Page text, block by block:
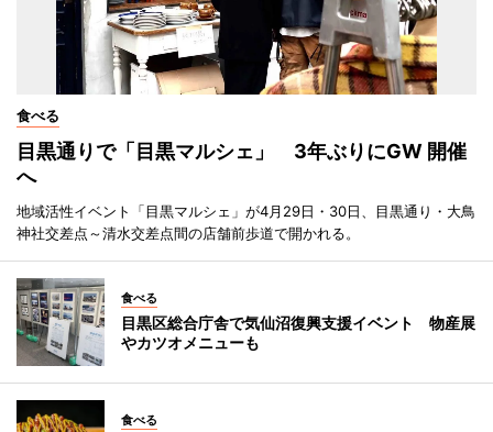
食べる
目黒通りで「目黒マルシェ」 3年ぶりにGW 開催
へ
地域活性イベント「目黒マルシェ」が4月29日・30日、目黒通り・大鳥
神社交差点～清水交差点間の店舗前歩道で開かれる。
食べる
目黒区総合庁舎で気仙沼復興支援イベント 物産展
やカツオメニューも
食べる